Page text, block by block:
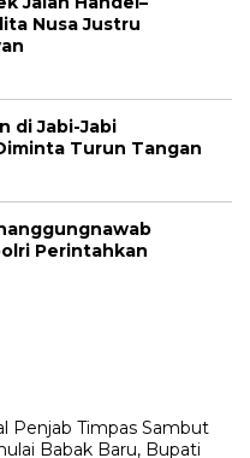
Nusa Justru
di Jabi-Jabi
Turun Tangan
Perintahkan